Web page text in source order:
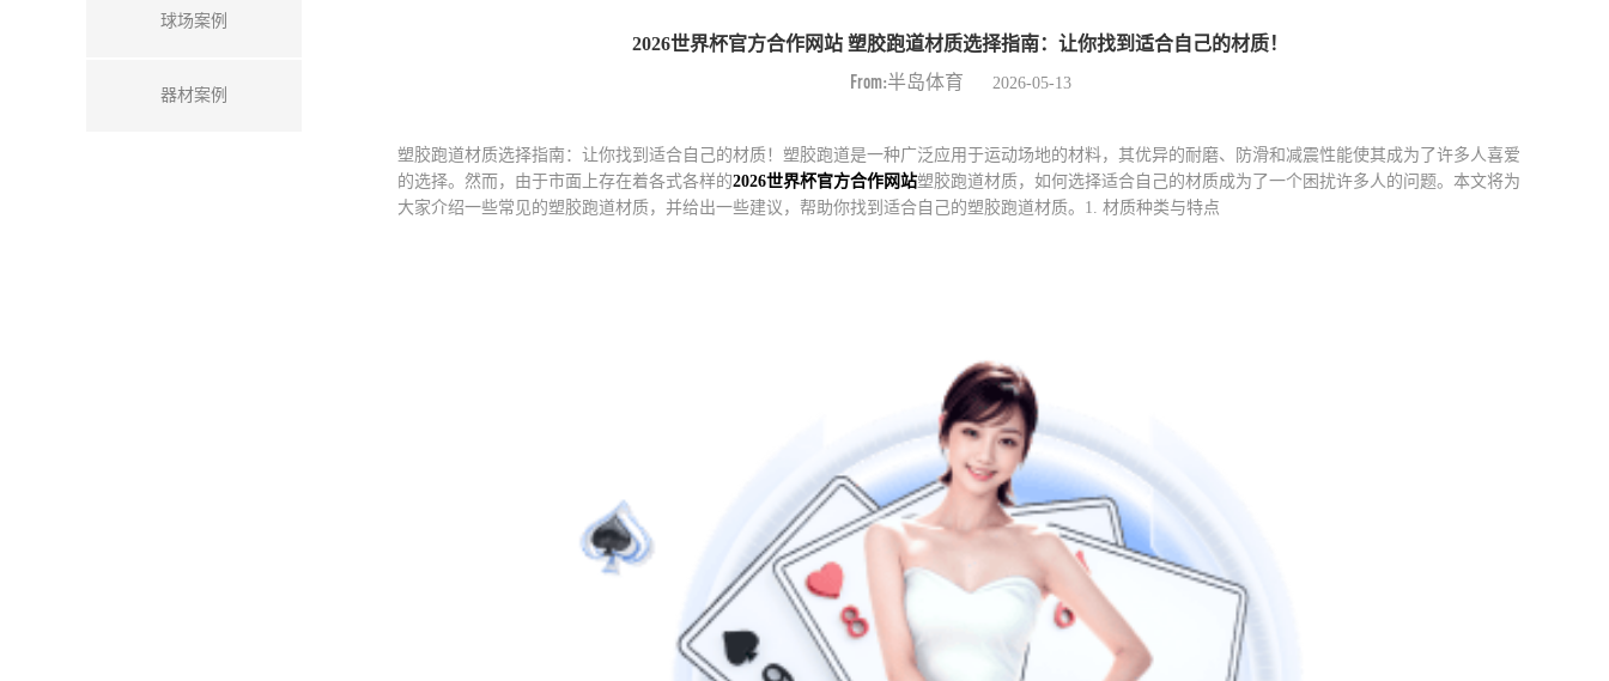
球场案例
器材案例
2026世界杯官方合作网站 塑胶跑道材质选择指南：让你找到适合自己的材质！
From:半岛体育 2026-05-13
塑胶跑道材质选择指南：让你找到适合自己的材质！塑胶跑道是一种广泛应用于运动场地的材料，其优异的耐磨、防滑和减震性能使其成为了许多人喜爱
的选择。然而，由于市面上存在着各式各样的2026世界杯官方合作网站塑胶跑道材质，如何选择适合自己的材质成为了一个困扰许多人的问题。本文将为
大家介绍一些常见的塑胶跑道材质，并给出一些建议，帮助你找到适合自己的塑胶跑道材质。1. 材质种类与特点